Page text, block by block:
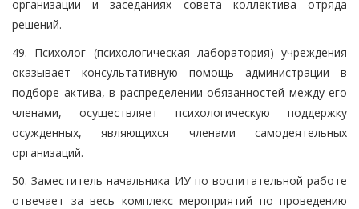
организации и заседаниях совета коллектива отряда
решений.
49. Психолог (психологическая лаборатория) учреждения
оказывает консультативную помощь администрации в
подборе актива, в распределении обязанностей между его
членами, осуществляет психологическую поддержку
осужденных, являющихся членами самодеятельных
организаций.
50. Заместитель начальника ИУ по воспитательной работе
отвечает за весь комплекс мероприятий по проведению